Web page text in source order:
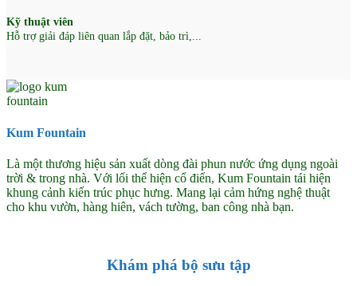
Kỹ thuật viên
Hỗ trợ giải đáp liên quan lắp đặt, bảo trì,...
Kum Fountain
Là một thương hiệu sản xuất dòng đài phun nước ứng dụng ngoài
trời & trong nhà. Với lối thể hiện cổ điển, Kum Fountain tái hiện
khung cảnh kiến trúc phục hưng. Mang lại cảm hứng nghệ thuật
cho khu vườn, hàng hiên, vách tường, ban công nhà bạn.
Khám phá bộ sưu tập